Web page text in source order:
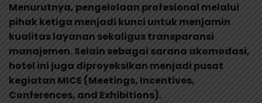
Menurutnya, pengelolaan profesional melalui
pihak ketiga menjadi kunci untuk menjamin
kualitas layanan sekaligus transparansi
manajemen. Selain sebagai sarana akomodasi,
hotel ini juga diproyeksikan menjadi pusat
kegiatan MICE (Meetings, Incentives,
Conferences, and Exhibitions).